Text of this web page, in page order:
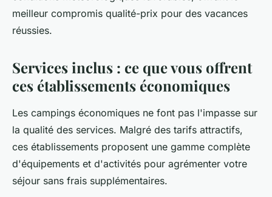
meilleur compromis qualité-prix pour des vacances
réussies.
Services inclus : ce que vous offrent
ces établissements économiques
Les campings économiques ne font pas l'impasse sur
la qualité des services. Malgré des tarifs attractifs,
ces établissements proposent une gamme complète
d'équipements et d'activités pour agrémenter votre
séjour sans frais supplémentaires.